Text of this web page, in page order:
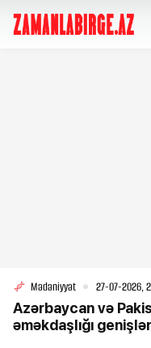
Mədəniyyət 27-07-2026,
Azərbaycan və
əməkdaşlığı